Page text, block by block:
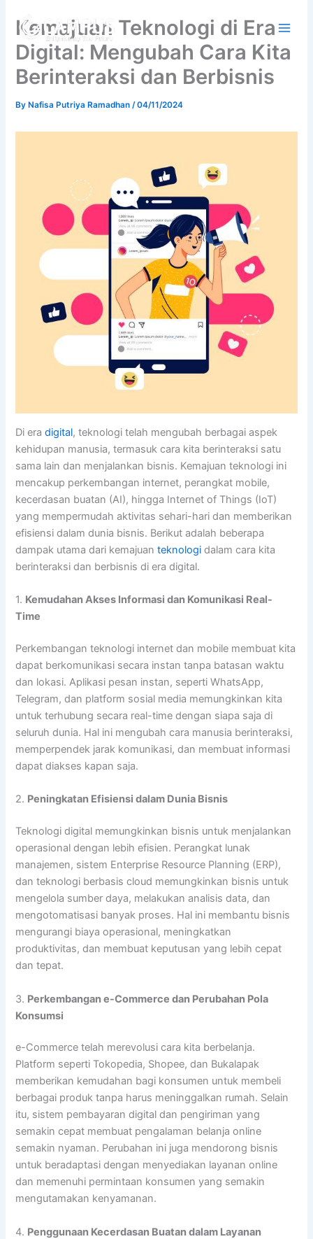
content
Kemajuan Teknologi di Era
Digital: Mengubah Cara Kita
Berinteraksi dan Berbisnis
ByNafisa Putriya Ramadhan/04/11/2024
Di eradigital, teknologi telah mengubah berbagai aspek
kehidupan manusia, termasuk cara kita berinteraksi satu
sama lain dan menjalankan bisnis. Kemajuan teknologi ini
mencakup perkembangan internet, perangkat mobile,
kecerdasan buatan (AI), hingga Internet of Things (IoT)
yang mempermudah aktivitas sehari-hari dan memberikan
efisiensi dalam dunia bisnis. Berikut adalah beberapa
dampak utama dari kemajuanteknologi dalam cara kita
berinteraksi dan berbisnis di era digital.
1. Kemudahan Akses Informasi dan Komunikasi Real-
Time
Perkembangan teknologi internet dan mobile membuat kita
dapat berkomunikasi secara instan tanpa batasan waktu
dan lokasi. Aplikasi pesan instan, seperti WhatsApp,
Telegram, dan platform sosial media memungkinkan kita
untuk terhubung secara real-time dengan siapa saja di
seluruh dunia. Hal ini mengubah cara manusia berinteraksi,
memperpendek jarak komunikasi, dan membuat informasi
dapat diakses kapan saja.
2. Peningkatan Efisiensi dalam Dunia Bisnis
Teknologi digital memungkinkan bisnis untuk menjalankan
operasional dengan lebih efisien. Perangkat lunak
manajemen, sistem Enterprise Resource Planning (ERP),
dan teknologi berbasis cloud memungkinkan bisnis untuk
mengelola sumber daya, melakukan analisis data, dan
mengotomatisasi banyak proses. Hal ini membantu bisnis
mengurangi biaya operasional, meningkatkan
produktivitas, dan membuat keputusan yang lebih cepat
dan tepat.
3. Perkembangan e-Commerce dan Perubahan Pola
Konsumsi
e-Commerce telah merevolusi cara kita berbelanja.
Platform seperti Tokopedia, Shopee, dan Bukalapak
memberikan kemudahan bagi konsumen untuk membeli
berbagai produk tanpa harus meninggalkan rumah. Selain
itu, sistem pembayaran digital dan pengiriman yang
semakin cepat membuat pengalaman belanja online
semakin nyaman. Perubahan ini juga mendorong bisnis
untuk beradaptasi dengan menyediakan layanan online
dan memenuhi permintaan konsumen yang semakin
mengutamakan kenyamanan.
4. Penggunaan Kecerdasan Buatan dalam Layanan